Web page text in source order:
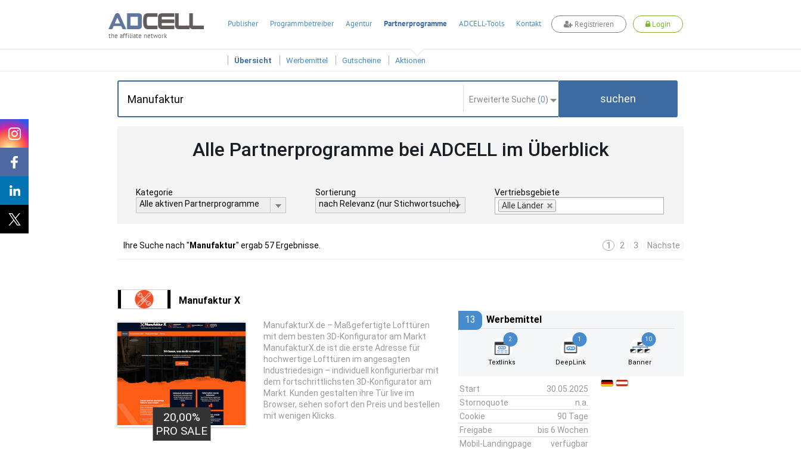
the affiliate network
Publisher Programmbetreiber Agentur Partnerprogramme ADCELL-Tools Kontakt Registrieren Login
Übersicht Werbemittel Gutscheine Aktionen
Erweiterte Suche (0) suchen
Alle Partnerprogramme bei ADCELL im Überblick
Kategorie
Alle aktiven Partnerprogramme
Sortierung
nach Relevanz (nur Stichwortsuche)
Vertriebsgebiete
Alle Länder
Ihre Suche nach " Manufaktur" ergab 57 Ergebnisse. 1 2 3 Nächste
Manufaktur X
20,00%
PRO SALE
ManufakturX.de – Maßgefertigte Lofttüren
mit dem besten 3D-Konfigurator am Markt
ManufakturX.de ist die erste Adresse für
hochwertige Lofttüren im angesagten
Industriedesign – individuell konfigurierbar mit
dem fortschrittlichsten 3D-Konfigurator am
Markt. Kunden gestalten ihre Tür live im
Browser, sehen sofort den Preis und bestellen
mit wenigen Klicks.
13 Werbemittel
2
Textlinks
1
DeepLink
10
Banner
Start
30.05.2025
Stornoquote
n.a.
Cookie
90 Tage
Freigabe
bis 6 Wochen
Mobil-Landingpage
verfügbar